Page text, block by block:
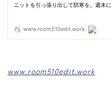
www.room510edit.work